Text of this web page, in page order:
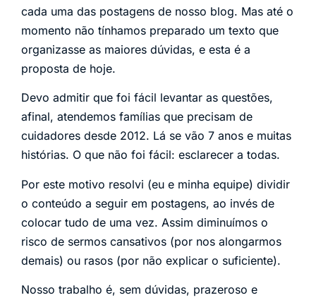
cada uma das postagens de nosso blog. Mas até o
momento não tínhamos preparado um texto que
organizasse as maiores dúvidas, e esta é a
proposta de hoje.
Devo admitir que foi fácil levantar as questões,
afinal, atendemos famílias que precisam de
cuidadores desde 2012. Lá se vão 7 anos e muitas
histórias. O que não foi fácil: esclarecer a todas.
Por este motivo resolvi (eu e minha equipe) dividir
o conteúdo a seguir em postagens, ao invés de
colocar tudo de uma vez. Assim diminuímos o
risco de sermos cansativos (por nos alongarmos
demais) ou rasos (por não explicar o suficiente).
Nosso trabalho é, sem dúvidas, prazeroso e